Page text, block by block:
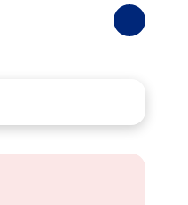
Photos
suivantes